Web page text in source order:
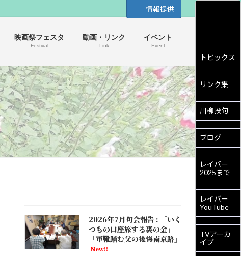
情報提供
映画祭フェスタ
Festival
動画・リンク
Link
イベント
Event
2026年7月句会報告 : 「いく
つもの口座旅する裏の金」
「軍靴踏む父の後悔南京路」
New!!
トピックス
リンク集
川柳投句
ブログ
レイバー
2025まで
レイバー
YouTube
TVアーカ
イブ